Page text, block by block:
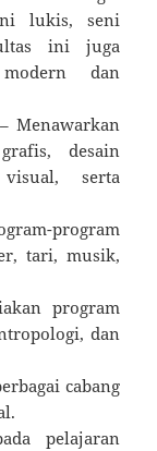
lukis, seni
ini juga
dan
– Menawarkan
desain
serta
program
tari, musik,
program
dan
cabang
pelajaran